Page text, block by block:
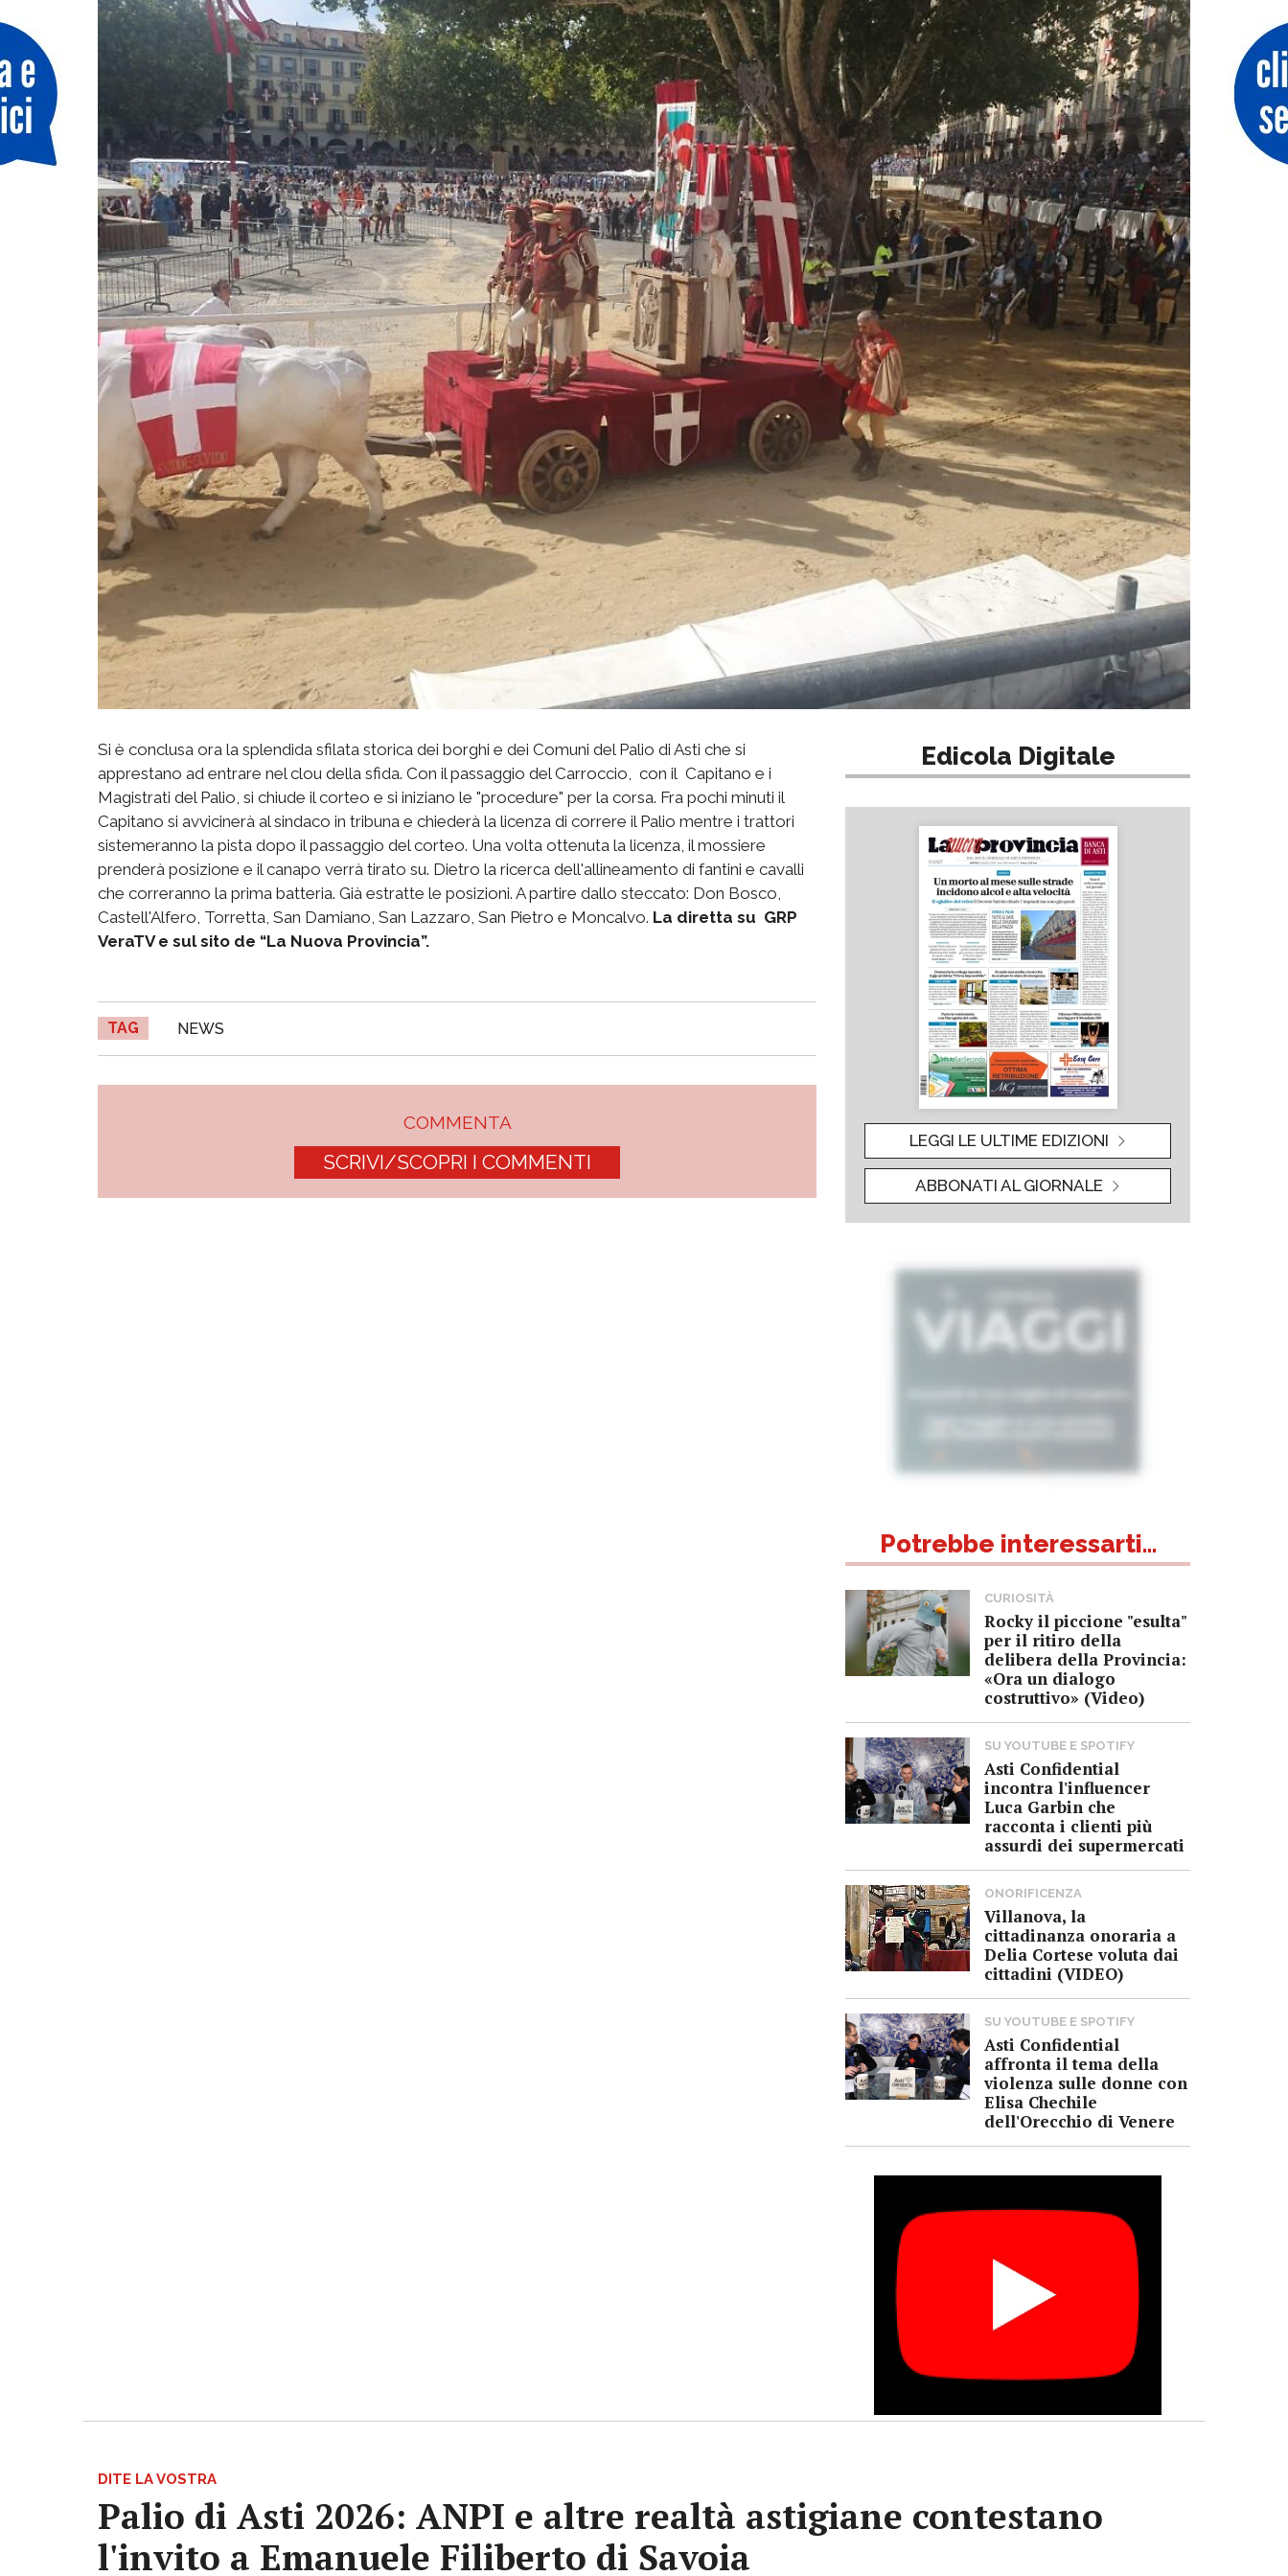
Si è conclusa ora la splendida sfilata storica dei borghi e dei Comuni del Palio di Asti che si
apprestano ad entrare nel clou della sfida. Con il passaggio del Carroccio, con il Capitano e i
Magistrati del Palio, si chiude il corteo e si iniziano le "procedure" per la corsa. Fra pochi minuti il
Capitano si avvicinerà al sindaco in tribuna e chiederà la licenza di correre il Palio mentre i trattori
sistemeranno la pista dopo il passaggio del corteo. Una volta ottenuta la licenza, il mossiere
prenderà posizione e il canapo verrà tirato su. Dietro la ricerca dell'allineamento di fantini e cavalli
che correranno la prima batteria. Già estratte le posizioni. A partire dallo steccato: Don Bosco,
Castell'Alfero, Torretta, San Damiano, San Lazzaro, San Pietro e Moncalvo. La diretta su GRP
VeraTV e sul sito de “La Nuova Provincia”.
TAG NEWS
COMMENTA
SCRIVI/SCOPRI I COMMENTI
Edicola Digitale
LEGGI LE ULTIME EDIZIONI
ABBONATI AL GIORNALE
Potrebbe interessarti...
CURIOSITÀ
Rocky il piccione "esulta"
per il ritiro della
delibera della Provincia:
«Ora un dialogo
costruttivo» (Video)
SU YOUTUBE E SPOTIFY
Asti Confidential
incontra l'influencer
Luca Garbin che
racconta i clienti più
assurdi dei supermercati
ONORIFICENZA
Villanova, la
cittadinanza onoraria a
Delia Cortese voluta dai
cittadini (VIDEO)
SU YOUTUBE E SPOTIFY
Asti Confidential
affronta il tema della
violenza sulle donne con
Elisa Chechile
dell'Orecchio di Venere
DITE LA VOSTRA
Palio di Asti 2026: ANPI e altre realtà astigiane contestano
l'invito a Emanuele Filiberto di Savoia